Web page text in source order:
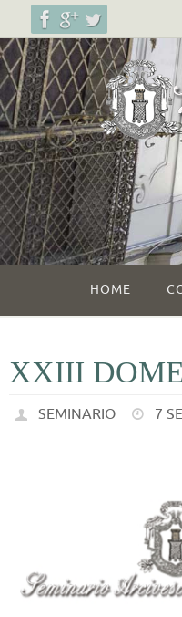
contenuto
contenuto
HOME
XXIII
SEMINARIO 7